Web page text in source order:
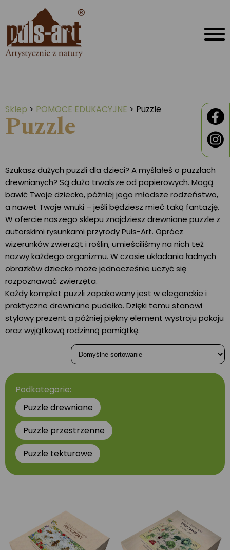
Sklep > POMOCE EDUKACYJNE > Puzzle
Puzzle
Szukasz dużych puzzli dla dzieci? A myślałeś o puzzlach
drewnianych? Są dużo trwalsze od papierowych. Mogą
bawić Twoje dziecko, później jego młodsze rodzeństwo,
a nawet Twoje wnuki – jeśli będziesz mieć taką fantazję.
W ofercie naszego sklepu znajdziesz drewniane puzzle z
autorskimi rysunkami przyrody Puls-Art. Oprócz
wizerunków zwierząt i roślin, umieściliśmy na nich też
nazwy każdego organizmu. W czasie układania ładnych
obrazków dziecko może jednocześnie uczyć się
rozpoznawać zwierzęta.
Każdy komplet puzzli zapakowany jest w eleganckie i
praktyczne drewniane pudełko. Dzięki temu stanowi
stylowy prezent a później piękny element wystroju pokoju
oraz wyjątkową rodzinną pamiątkę.
Podkategorie:
Puzzle drewniane
Puzzle przestrzenne
Puzzle tekturowe